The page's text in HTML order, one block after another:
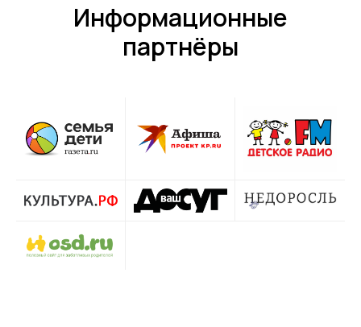
Информационные
партнёры